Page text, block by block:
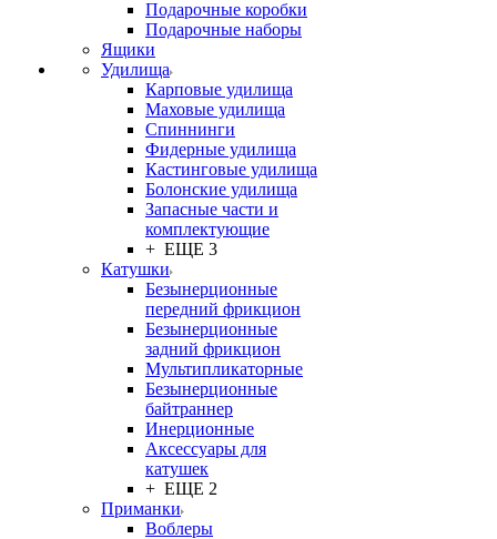
Подарочные коробки
Подарочные наборы
Ящики
Удилища
Карповые удилища
Маховые удилища
Спиннинги
Фидерные удилища
Кастинговые удилища
Болонские удилища
Запасные части и
комплектующие
+ ЕЩЕ 3
Катушки
Безынерционные
передний фрикцион
Безынерционные
задний фрикцион
Мультипликаторные
Безынерционные
байтраннер
Инерционные
Аксессуары для
катушек
+ ЕЩЕ 2
Приманки
Воблеры